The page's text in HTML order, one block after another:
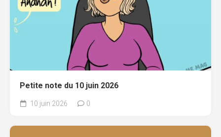
Petite note du 10 juin 2026
10 juin 2026 0